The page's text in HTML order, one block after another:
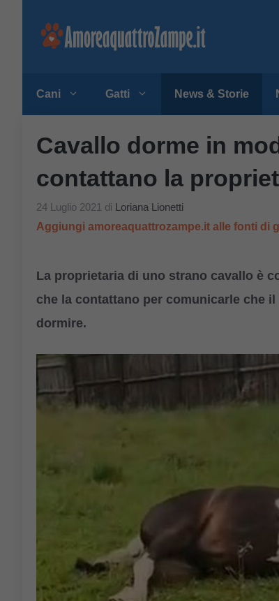
Cani Gatti News & Storie
Cavallo dorme in
contattano la
24 Luglio 2021 di Loriana Lionetti
Aggiungi amoreaquattrozampe.it alle fonti di
La proprietaria di uno strano cavallo è
che la contattano per comunicarle che
dormire.